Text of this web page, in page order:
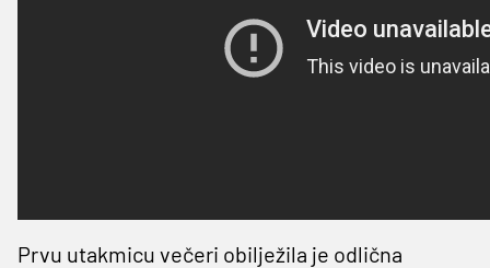
Prvu utakmicu večeri obilježila je odlična